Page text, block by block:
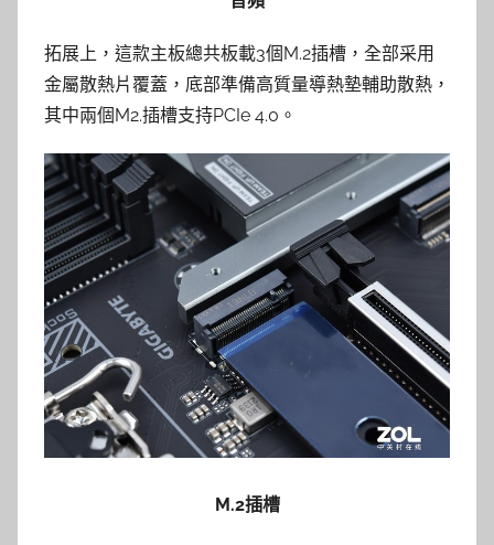
拓展上，這款主板總共板載3個M.2插槽，全部采用
金屬散熱片覆蓋，底部準備高質量導熱墊輔助散熱，
其中兩個M2.插槽支持PCIe 4.0。
M.2插槽